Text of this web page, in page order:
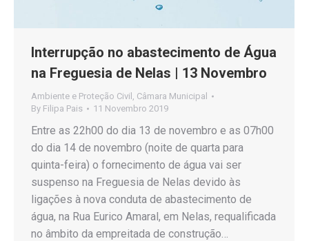
Interrupção no abastecimento de Água
na Freguesia de Nelas | 13 Novembro
Ambiente e Proteção Civil , Câmara Municipal
By Filipa Pais 11 Novembro 2019
Entre as 22h00 do dia 13 de novembro e as 07h00
do dia 14 de novembro (noite de quarta para
quinta-feira) o fornecimento de água vai ser
suspenso na Freguesia de Nelas devido às
ligações à nova conduta de abastecimento de
água, na Rua Eurico Amaral, em Nelas, requalificada
no âmbito da empreitada de construção…